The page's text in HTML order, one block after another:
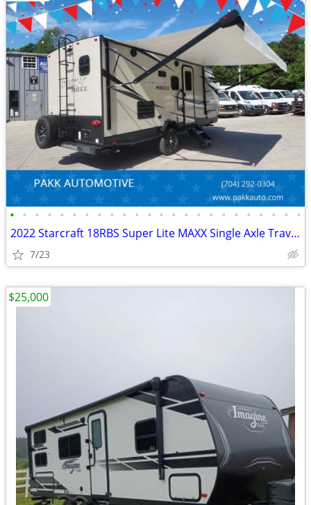
• • • • • • • • • • • • • • • • • • • • • • • •
2022 Starcraft 18RBS Super Lite MAXX Single Axle Travel Trailer Camper
7/23
$25,000